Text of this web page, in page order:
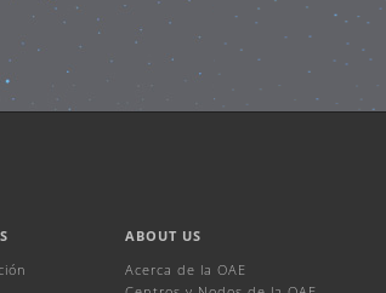
ABOUT US
Acerca de la OAE